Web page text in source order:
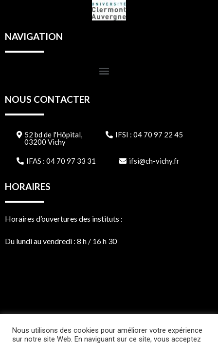
NAVIGATION
NOUS CONTACTER
52 bd de l'Hôpital,
03200 Vichy
IFSI : 04 70 97 22 45
IFAS : 04 70 97 33 31 ifsi@ch-vichy.fr
HORAIRES
Horaires d’ouvertures des instituts :
Du lundi au vendredi : 8 h / 16 h 30
Nous utilisons des cookies pour améliorer votre expérience
sur notre site Web. En naviguant sur ce site, vous acceptez